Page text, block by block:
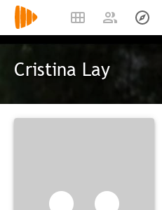
Cristina Lay